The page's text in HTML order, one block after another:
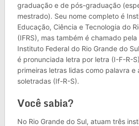
graduação e de pós-graduação
mestrado). Seu nome completo é
Educação, Ciência e Tecnologia do
(IFRS), mas também é chamado
Instituto Federal do Rio Grande do
é pronunciada letra por letra (I-F-R-
primeiras letras lidas como palavra e
soletradas (If-R-S).
Você sabia?
No Rio Grande do Sul, atuam três